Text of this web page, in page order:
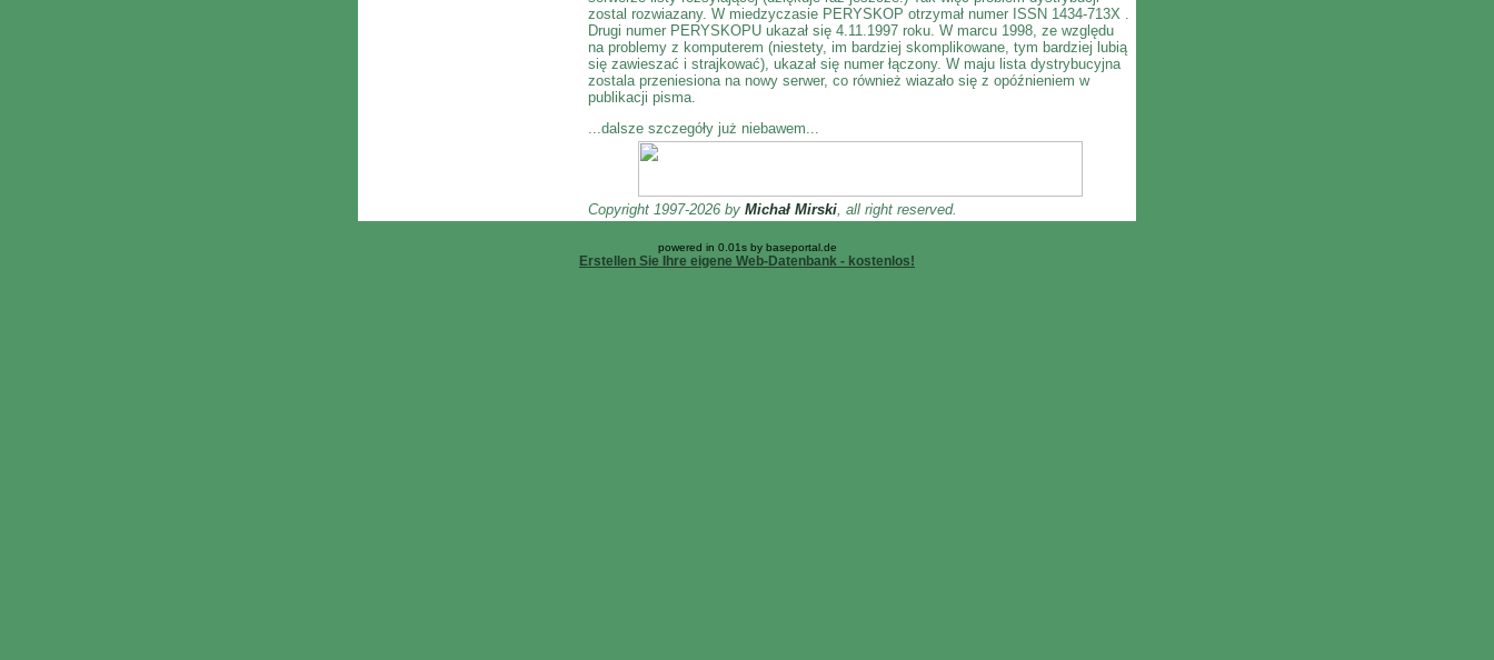
zostal rozwiazany. W miedzyczasie PERYSKOP otrzymał numer ISSN 1434-713X .
Drugi numer PERYSKOPU ukazał się 4.11.1997 roku. W marcu 1998, ze względu
na problemy z komputerem (niestety, im bardziej skomplikowane, tym bardziej lubią
się zawieszać i strajkować), ukazał się numer łączony. W maju lista dystrybucyjna
zostala przeniesiona na nowy serwer, co również wiazało się z opóźnieniem w
publikacji pisma.
...dalsze szczegóły już niebawem...
Copyright 1997-2026 by Michał Mirski, all right reserved.
powered in 0.01s by baseportal.de
Erstellen Sie Ihre eigene Web-Datenbank - kostenlos!